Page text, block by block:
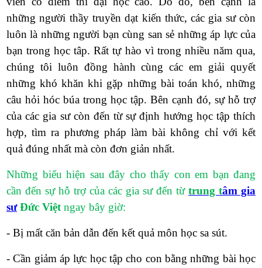
những người thầy truyền dạt kiến thức, các gia sư còn
luôn là những người bạn cùng san sẻ những áp lực của
bạn trong học tâp. Rất tự hào vì trong nhiều năm qua,
chúng tôi luôn đồng hành cùng các em giải quyết
những khó khăn khi gặp những bài toán khó, những
câu hỏi hóc búa trong học tập. Bên cạnh đó, sự hỗ trợ
của các gia sư còn đến từ sự định hướng học tập thích
hợp, tìm ra phương pháp làm bài không chỉ với kết
quả đúng nhất mà còn đơn giản nhất.
Những biểu hiện sau đây cho thấy con em bạn đang
cần đến sự hỗ trợ của các gia sư đến từ trung tâm gia
sưĐức Việt ngay bây giờ:
- Bị mất căn bản dẫn đến kết quả môn học sa sút.
- Cần giảm áp lực học tập cho con bằng những bài học